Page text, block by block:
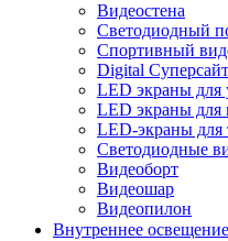
Видеостена
Светодиодный
Спортивный
Digital Суперсайт
LED экраны для
LED экраны
LED-экраны для
Светодиодные
Видеоборт
Видеошар
Видеопилон
Внутреннее освещение